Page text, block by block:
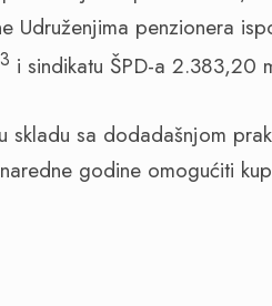
Udruženjima penzionera
3 i sindikatu ŠPD-a 2.383,20
skladu sa dodadašnjom
godine omogućiti